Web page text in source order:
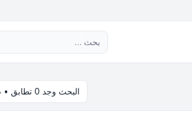
البحث وجد 0 تطابق • صفحة